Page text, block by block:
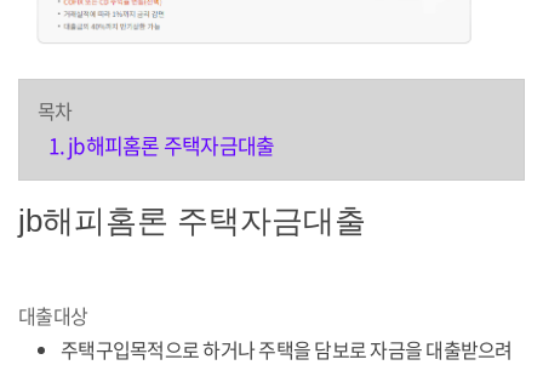
목차
jb해피홈론 주택자금대출
jb해피홈론 주택자금대출
대출대상
주택구입목적으로 하거나 주택을 담보로 자금을 대출받으려